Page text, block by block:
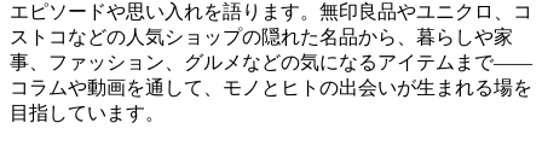
エピソードや思い入れを語ります。無印良品やユニクロ、コ
ストコなどの人気ショップの隠れた名品から、暮らしや家
事、ファッション、グルメなどの気になるアイテムまで――
コラムや動画を通して、モノとヒトの出会いが生まれる場を
目指しています。